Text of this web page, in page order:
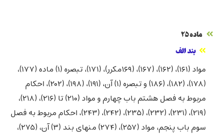
ماده ۲۵‌
بند الف
مواد ‏‏(۱۶۱)، (۱۶۲)، (۱۶۷)، (۱۶۹مکرر)، (۱۷۱)، تبصره (۱) ماده ‌(۱۷۷)،
(۱۷۸)، (۱۸۲)، ‏‏(۱۸۶) و تبصره (۱) آن، (۱۹۱)، (۱۹۸)، (۲۰۲)، احکام
مربوط به فصل هشتم باب چهارم و مواد (۲۱۰) تا (۲۱۶)، (۲۱۸)،
(۲۱۹)، (۲۳۱)، (۲۳۲)، (۲۳۵)، (۲۴۲)، (۲۴۳)، احکام مربوط به فصل
سوم باب پنجم، مواد (۲۵۷)، (۲۷۴) منهای بند (۳) آن، (۲۷۵)،